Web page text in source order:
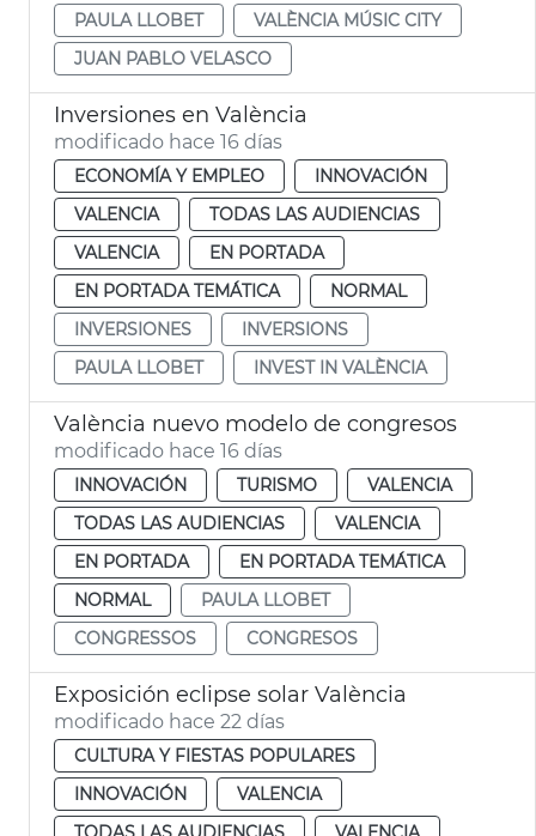
PAULA LLOBET
VALÈNCIA MÚSIC CITY
JUAN PABLO VELASCO
Inversiones en València
modificado hace 16 días
ECONOMÍA Y EMPLEO
INNOVACIÓN
VALENCIA
TODAS LAS AUDIENCIAS
VALENCIA
EN PORTADA
EN PORTADA TEMÁTICA
NORMAL
INVERSIONES
INVERSIONS
PAULA LLOBET
INVEST IN VALÈNCIA
València nuevo modelo de congresos
modificado hace 16 días
INNOVACIÓN TURISMO
VALENCIA
TODAS LAS AUDIENCIAS
VALENCIA
EN PORTADA
EN PORTADA TEMÁTICA
NORMAL
PAULA LLOBET
CONGRESSOS
CONGRESOS
Exposición eclipse solar València
modificado hace 22 días
CULTURA Y FIESTAS POPULARES
INNOVACIÓN
VALENCIA